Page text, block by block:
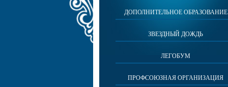
ДОПОЛНИТЕЛЬНОЕ ОБРАЗОВАНИЕ
ЗВЕЗДНЫЙ ДОЖДЬ
ЛЕГОБУМ
ПРОФСОЮЗНАЯ ОРГАНИЗАЦИЯ